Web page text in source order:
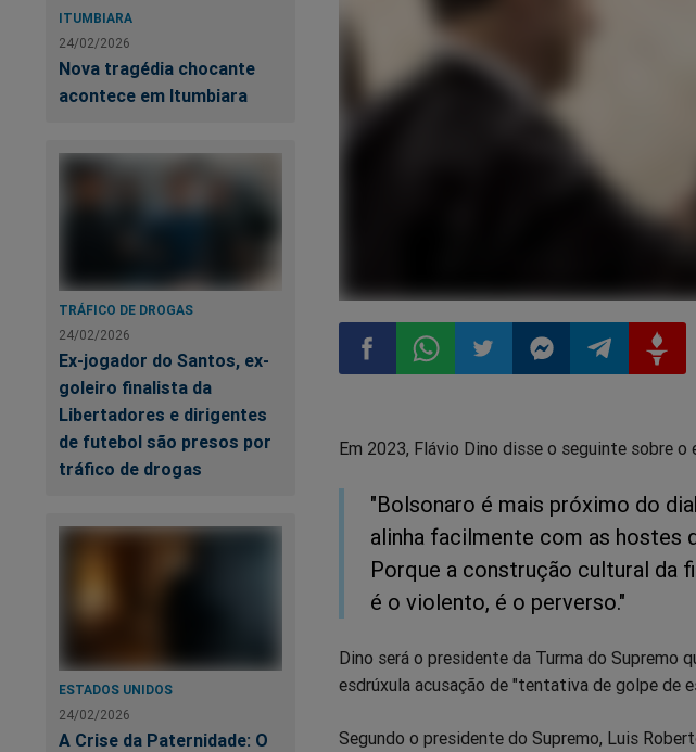
ITUMBIARA
24/02/2026
Nova tragédia chocante
acontece em Itumbiara
TRÁFICO DE DROGAS
24/02/2026
Ex-jogador do Santos, ex-
goleiro finalista da
Libertadores e dirigentes
de futebol são presos por
tráfico de drogas
ESTADOS UNIDOS
24/02/2026
A Crise da Paternidade: O
no
Facebook
no
Whatsapp
no
Twitter
no
Messenger
no
Telegram
no
Gettr
Em 2023, Flávio Dino disse o seguinte sobre o
"Bolsonaro é mais próximo do
alinha facilmente com as hostes
Porque a construção cultural da
é o violento, é o perverso."
Dino será o presidente da Turma do Supremo
esdrúxula acusação de "tentativa de golpe de
Segundo o presidente do Supremo, Luis